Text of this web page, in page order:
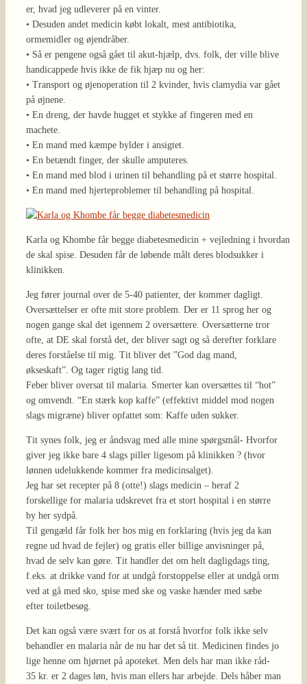
er, hvad jeg udleverer på en vinter.
• Desuden andet medicin købt lokalt, mest antibiotika,
ormemidler og øjendråber.
• Så er pengene også gået til akut-hjælp, dvs. folk, der ville blive
handicappede hvis ikke de fik hjæp nu og her:
• Transport og øjenoperation til 2 kvinder, hvis clamydia var gået
på øjnene.
• En dreng, der havde hugget et stykke af fingeren med en
machete.
• En mand med kæmpe bylder i ansigtet.
• En betændt finger, der skulle amputeres.
• En mand med blod i urinen til behandling på et større hospital.
• En mand med hjerteproblemer til behandling på hospital.
Karla og Khombe får begge diabetesmedicin + vejledning i hvordan
de skal spise. Desuden får de løbende målt deres blodsukker i
klinikken.
Jeg fører journal over de 5-40 patienter, der kommer dagligt.
Oversættelser er ofte mit store problem. Der er 11 sprog her og
nogen gange skal det igennem 2 oversættere. Oversætterne tror
ofte, at DE skal forstå det, der bliver sagt og så derefter forklare
deres forståelse til mig. Tit bliver det ”God dag mand,
økseskaft”. Og tager rigtig lang tid.
Feber bliver oversat til malaria. Smerter kan oversættes til “hot”
og omvendt. “En stærk kop kaffe” (effektivt middel mod nogen
slags migræne) bliver opfattet som: Kaffe uden sukker.
Tit synes folk, jeg er åndsvag med alle mine spørgsmål- Hvorfor
giver jeg ikke bare 4 slags piller ligesom på klinikken ? (hvor
lønnen udelukkende kommer fra medicinsalget).
Jeg har set recepter på 8 (otte!) slags medicin – heraf 2
forskellige for malaria udskrevet fra et stort hospital i en større
by her sydpå.
Til gengæld får folk her hos mig en forklaring (hvis jeg da kan
regne ud hvad de fejler) og gratis eller billige anvisninger på,
hvad de selv kan gøre. Tit handler det om helt dagligdags ting,
f.eks. at drikke vand for at undgå forstoppelse eller at undgå orm
ved at gå med sko, spise med ske og vaske hænder med sæbe
efter toiletbesøg.
Det kan også være svært for os at forstå hvorfor folk ikke selv
behandler en malaria når de nu har det så tit. Medicinen findes jo
lige henne om hjørnet på apoteket. Men dels har man ikke råd-
35 kr. er 2 dages løn, hvis man ellers har arbejde. Dels håber man